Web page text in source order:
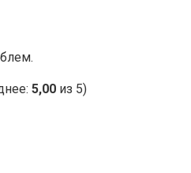
5,00 из 5)